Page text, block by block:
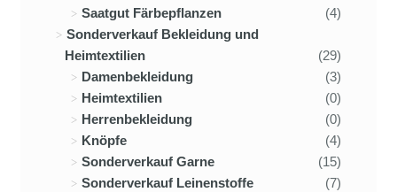
Saatgut Färbepflanzen
(4)
Sonderverkauf Bekleidung und
Heimtextilien
(29)
Damenbekleidung
(3)
Heimtextilien
(0)
Herrenbekleidung
(0)
Knöpfe
(4)
Sonderverkauf Garne
(15)
Sonderverkauf Leinenstoffe
(7)